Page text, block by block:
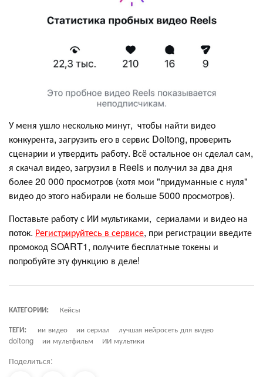
У меня ушло несколько минут, чтобы найти видео
конкурента, загрузить его в сервис Doitong, проверить
сценарии и утвердить работу. Всё остальное он сделал сам,
я скачал видео, загрузил в Reels и получил за два дня
более 20 000 просмотров (хотя мои "придуманные с нуля"
видео до этого набирали не больше 5000 просмотров).
Поставьте работу с ИИ мультиками, сериалами и видео на
поток. Регистрируйтесь в сервисе, при регистрации введите
промокод SOART1, получите бесплатные токены и
попробуйте эту функцию в деле!
КАТЕГОРИИ:
Кейсы
ТЕГИ:
ии видео ии сериал
лучшая нейросеть для видео
doitong
ии мультфильм ИИ мультики
Поделиться: